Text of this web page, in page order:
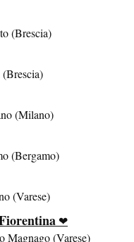
(Brescia)
(Milano)
(Bergamo)
(Varese)
Magnago (Varese)